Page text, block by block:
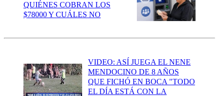
QUIÉNES COBRAN LOS
$78000 Y CUÁLES NO
VIDEO: ASÍ JUEGA EL NENE
MENDOCINO DE 8 AÑOS
QUE FICHÓ EN BOCA "TODO
EL DÍA ESTÁ CON LA